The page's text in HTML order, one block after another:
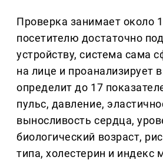
Проверка занимает около
посетителю достаточно
устройству, система сама
на лице и проанализирует
определит до 17
пульс, давление,
выносливость сердца,
биологический возраст,
типа, холестерин и индекс